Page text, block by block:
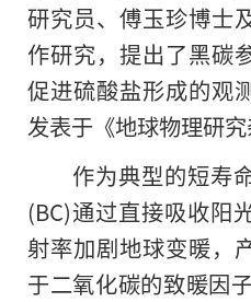
研究员、傅玉珍博士
作研究，提出了黑碳
促进硫酸盐形成的观
发表于《地球物理研究
作为典型的短寿
(BC)通过直接吸收阳
射率加剧地球变暖，
于二氧化碳的致暖因